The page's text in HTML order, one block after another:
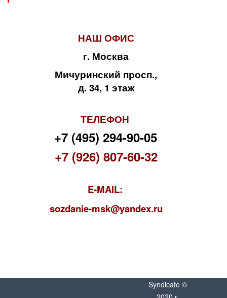
НАШ ОФИС
г. Москва
Мичуринский просп.,
д. 34, 1 этаж
ТЕЛЕФОН
+7 (495) 294-90-05
+7 (926) 807-60-32
E-MAIL:
sozdanie-msk@yandex.ru
Syndicate ©